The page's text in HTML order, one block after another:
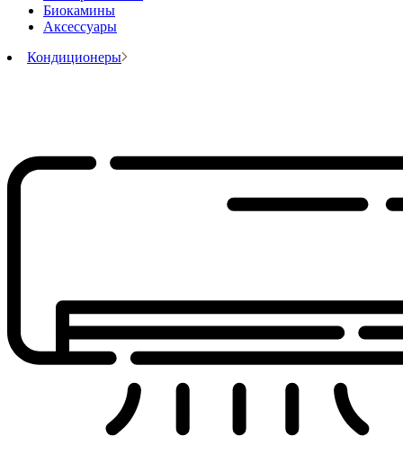
Биокамины
Аксессуары
Кондиционеры